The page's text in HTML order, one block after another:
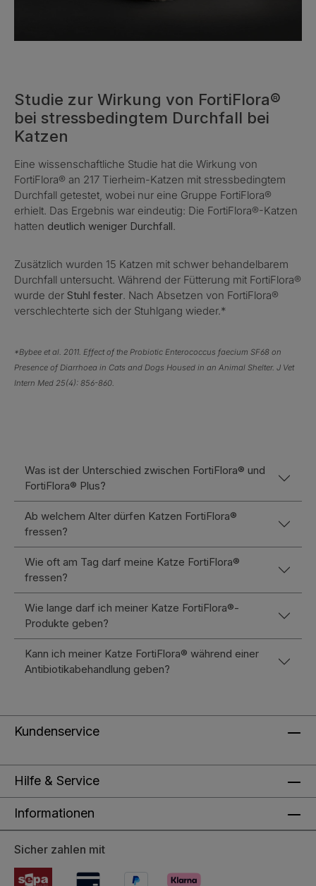
Studie zur Wirkung von FortiFlora®
bei stressbedingtem Durchfall bei
Katzen
Eine wissenschaftliche Studie hat die Wirkung von
FortiFlora® an 217 Tierheim-Katzen mit stressbedingtem
Durchfall getestet, wobei nur eine Gruppe FortiFlora®
erhielt. Das Ergebnis war eindeutig: Die FortiFlora®-Katzen
hatten deutlich weniger Durchfall.
Zusätzlich wurden 15 Katzen mit schwer behandelbarem
Durchfall untersucht. Während der Fütterung mit FortiFlora®
wurde der Stuhl fester. Nach Absetzen von FortiFlora®
verschlechterte sich der Stuhlgang wieder.*
*Bybee et al. 2011. Effect of the Probiotic Enterococcus faecium SF68 on
Presence of Diarrhoea in Cats and Dogs Housed in an Animal Shelter. J Vet
Intern Med 25(4): 856-860.
Was ist der Unterschied zwischen FortiFlora® und
FortiFlora® Plus?
Ab welchem Alter dürfen Katzen FortiFlora®
fressen?
Wie oft am Tag darf meine Katze FortiFlora®
fressen?
Wie lange darf ich meiner Katze FortiFlora®-
Produkte geben?
Kann ich meiner Katze FortiFlora® während einer
Antibiotikabehandlung geben?
Kundenservice
Hilfe & Service
Informationen
Sicher zahlen mit